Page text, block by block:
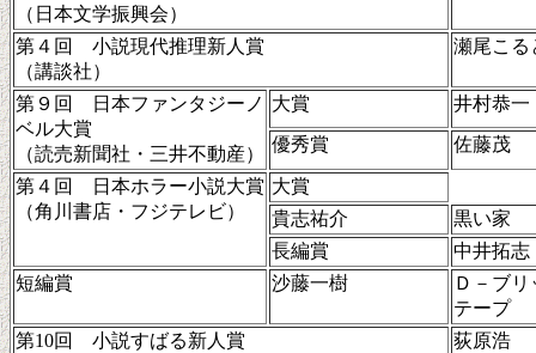
（日本文学振興会）
第４回 小説現代推理新人賞
（講談社）
瀬尾こる
第９回 日本ファンタジーノ
ベル大賞
（読売新聞社・三井不動産）
大賞
井村恭一
優秀賞
佐藤茂
第４回 日本ホラー小説大賞
（角川書店・フジテレビ）
大賞
貴志祐介
黒い家
長編賞
中井拓志
短編賞
沙藤一樹
Ｄ－ブリ
テープ
第10回 小説すばる新人賞
荻原浩